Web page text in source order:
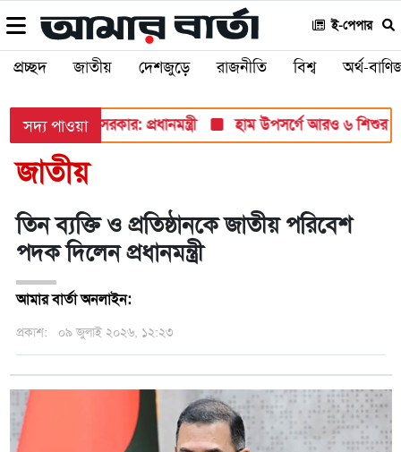
ই-পেপার
প্রচ্ছদ জাতীয় দেশজুড়ে রাজনীতি বিশ্ব অর্থ-
সদ্য পাওয়া
তুলে ধরবে সরকার: প্রধানমন্ত্রী হাম উপসর্গে আরও ৬ শিশুর
জাতীয়
তিন ব্যক্তি ও প্রতিষ্ঠানকে জাতীয় পরিবেশ
পদক দিলেন প্রধানমন্ত্রী
আমার বার্তা অনলাইন:
প্রকাশ: ০৯ জুলাই ২০২৬, ১২:২৩